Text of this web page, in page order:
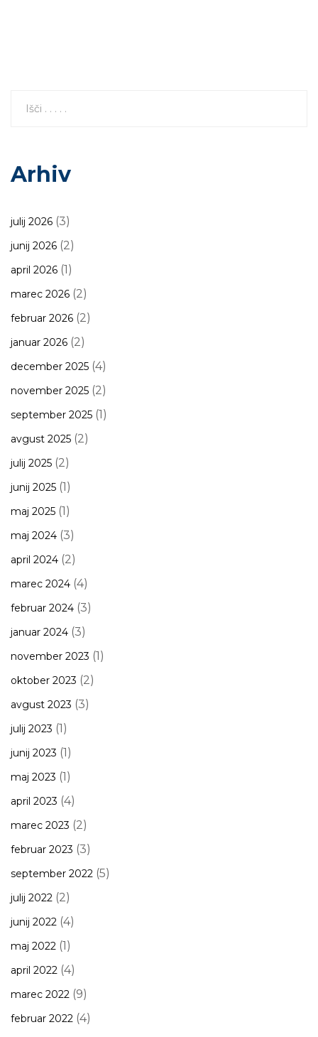
Arhiv
julij 2026 (3)
junij 2026 (2)
april 2026 (1)
marec 2026 (2)
februar 2026 (2)
januar 2026 (2)
december 2025 (4)
november 2025 (2)
september 2025 (1)
avgust 2025 (2)
julij 2025 (2)
junij 2025 (1)
maj 2025 (1)
maj 2024 (3)
april 2024 (2)
marec 2024 (4)
februar 2024 (3)
januar 2024 (3)
november 2023 (1)
oktober 2023 (2)
avgust 2023 (3)
julij 2023 (1)
junij 2023 (1)
maj 2023 (1)
april 2023 (4)
marec 2023 (2)
februar 2023 (3)
september 2022 (5)
julij 2022 (2)
junij 2022 (4)
maj 2022 (1)
april 2022 (4)
marec 2022 (9)
februar 2022 (4)